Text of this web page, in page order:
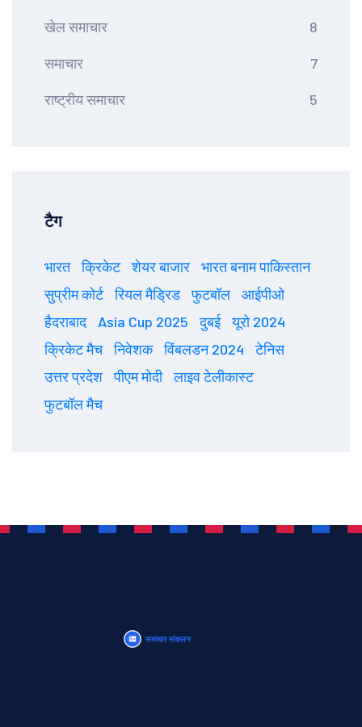
खेल समाचार 8
समाचार 7
राष्ट्रीय समाचार 5
टैग
भारत क्रिकेट शेयर बाजार
भारत बनाम पाकिस्तान
सुप्रीम कोर्ट
रियल मैड्रिड फुटबॉल
आईपीओ
हैदराबाद
Asia Cup 2025 दुबई
यूरो 2024
क्रिकेट मैच
निवेशक विंबलडन 2024
टेनिस
उत्तर प्रदेश
पीएम मोदी
लाइव टेलीकास्ट
फुटबॉल मैच